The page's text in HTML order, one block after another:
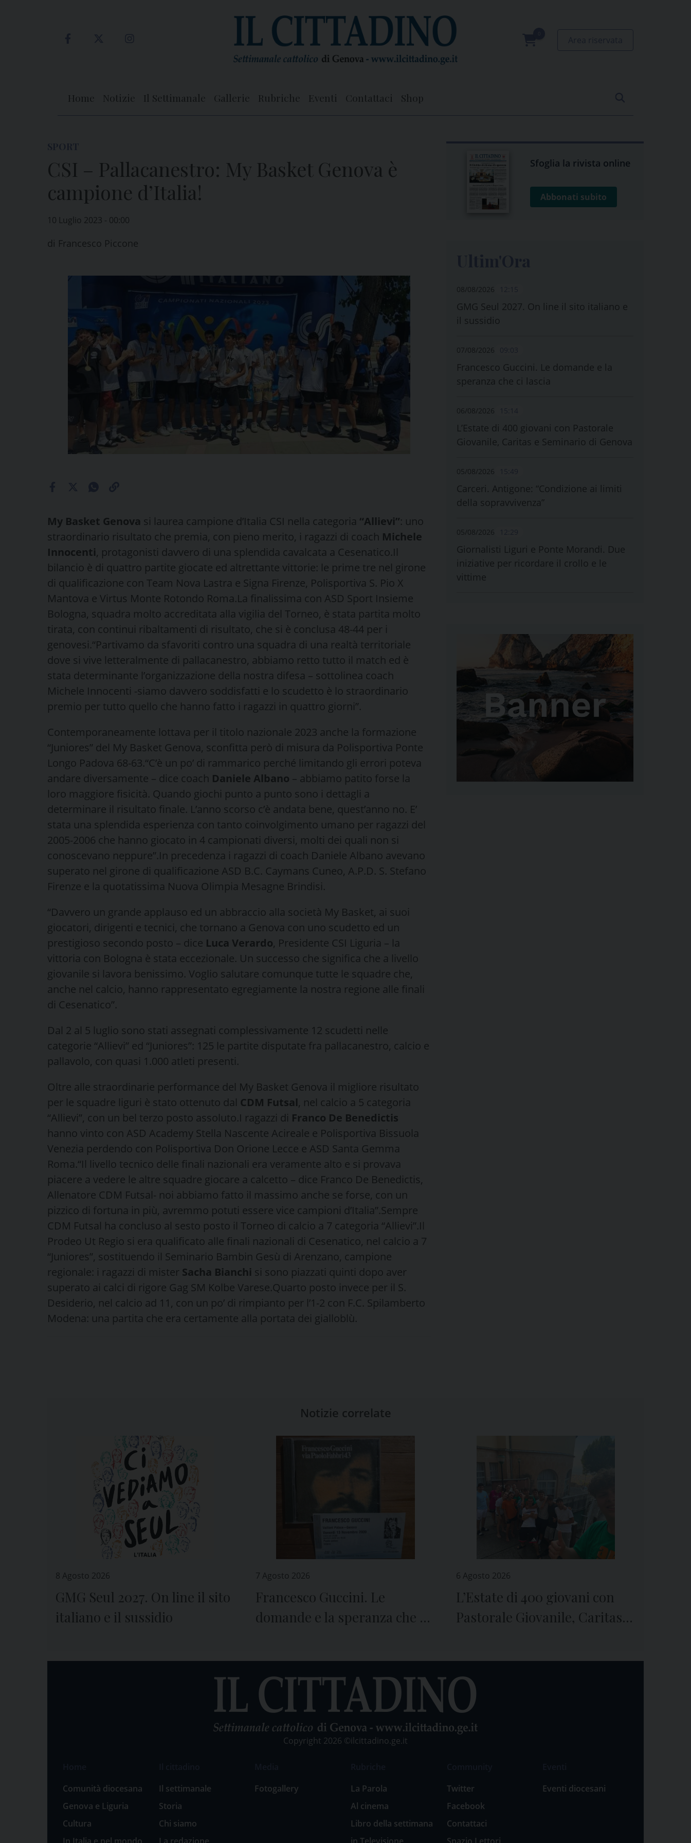
Home Notizie Il Settimanale Gallerie Rubriche Eventi Contattaci Shop
CSI – Pallacanestro: My Basket Genova è
campione d’Italia!
10 Luglio 2023 - 00:00
di Francesco Piccone
My Basket Genova si laurea campione d’Italia CSI nella categoria “Allievi”: uno
straordinario risultato che premia, con pieno merito, i ragazzi di coach Michele
Innocenti, protagonisti davvero di una splendida cavalcata a Cesenatico.Il
bilancio è di quattro partite giocate ed altrettante vittorie: le prime tre nel girone
di qualificazione con Team Nova Lastra e Signa Firenze, Polisportiva S. Pio X
Mantova e Virtus Monte Rotondo Roma.La finalissima con ASD Sport Insieme
Bologna, squadra molto accreditata alla vigilia del Torneo, è stata partita molto
tirata, con continui ribaltamenti di risultato, che si è conclusa 48-44 per i
genovesi.“Partivamo da sfavoriti contro una squadra di una realtà territoriale
dove si vive letteralmente di pallacanestro, abbiamo retto tutto il match ed è
stata determinante l’organizzazione della nostra difesa – sottolinea coach
Michele Innocenti -siamo davvero soddisfatti e lo scudetto è lo straordinario
premio per tutto quello che hanno fatto i ragazzi in quattro giorni”.
Contemporaneamente lottava per il titolo nazionale 2023 anche la formazione
“Juniores” del My Basket Genova, sconfitta però di misura da Polisportiva Ponte
Longo Padova 68-63.“C’è un po’ di rammarico perché limitando gli errori poteva
andare diversamente – dice coach Daniele Albano – abbiamo patito forse la
loro maggiore fisicità. Quando giochi punto a punto sono i dettagli a
determinare il risultato finale. L’anno scorso c’è andata bene, quest’anno no. E’
stata una splendida esperienza con tanto coinvolgimento umano per ragazzi del
2005-2006 che hanno giocato in 4 campionati diversi, molti dei quali non si
conoscevano neppure”.In precedenza i ragazzi di coach Daniele Albano avevano
superato nel girone di qualificazione ASD B.C. Caymans Cuneo, A.P.D. S. Stefano
Firenze e la quotatissima Nuova Olimpia Mesagne Brindisi.
“Davvero un grande applauso ed un abbraccio alla società My Basket, ai suoi
giocatori, dirigenti e tecnici, che tornano a Genova con uno scudetto ed un
prestigioso secondo posto – dice Luca Verardo, Presidente CSI Liguria – la
vittoria con Bologna è stata eccezionale. Un successo che significa che a livello
giovanile si lavora benissimo. Voglio salutare comunque tutte le squadre che,
anche nel calcio, hanno rappresentato egregiamente la nostra regione alle finali
di Cesenatico”.
Dal 2 al 5 luglio sono stati assegnati complessivamente 12 scudetti nelle
categorie “Allievi” ed “Juniores”: 125 le partite disputate fra pallacanestro, calcio e
pallavolo, con quasi 1.000 atleti presenti.
Oltre alle straordinarie performance del My Basket Genova il migliore risultato
per le squadre liguri è stato ottenuto dal CDM Futsal, nel calcio a 5 categoria
“Allievi”, con un bel terzo posto assoluto.I ragazzi di Franco De Benedictis
hanno vinto con ASD Academy Stella Nascente Acireale e Polisportiva Bissuola
Venezia perdendo con Polisportiva Don Orione Lecce e ASD Santa Gemma
Roma.“Il livello tecnico delle finali nazionali era veramente alto e si provava
piacere a vedere le altre squadre giocare a calcetto – dice Franco De Benedictis,
Allenatore CDM Futsal- noi abbiamo fatto il massimo anche se forse, con un
pizzico di fortuna in più, avremmo potuti essere vice campioni d’Italia”.Sempre
CDM Futsal ha concluso al sesto posto il Torneo di calcio a 7 categoria “Allievi”.Il
Prodeo Ut Regio si era qualificato alle finali nazionali di Cesenatico, nel calcio a 7
“Juniores”, sostituendo il Seminario Bambin Gesù di Arenzano, campione
regionale: i ragazzi di mister Sacha Bianchi si sono piazzati quinti dopo aver
superato ai calci di rigore Gag SM Kolbe Varese.Quarto posto invece per il S.
Desiderio, nel calcio ad 11, con un po’ di rimpianto per l’1-2 con F.C. Spilamberto
Modena: una partita che era certamente alla portata dei gialloblù.
Sfoglia la rivista online
Abbonati subito
08/08/2026
GMG Seul 2027. On line il sito italiano e
il sussidio
07/08/2026
Francesco Guccini. Le domande e la
speranza che ci lascia
06/08/2026
L’Estate di 400 giovani con Pastorale
Giovanile, Caritas e Seminario di Genova
05/08/2026
Carceri. Antigone: “Condizione ai limiti
della sopravvivenza”
05/08/2026
Giornalisti Liguri e Ponte Morandi. Due
iniziative per ricordare il crollo e le
vittime
Notizie correlate
8 Agosto 2026
GMG Seul 2027. On line il sito
italiano e il sussidio
7 Agosto 2026
Francesco Guccini. Le
domande e la speranza che ci
6 Agosto 2026
L’Estate di 400 giovani con
Pastorale Giovanile, Caritas e
Copyright 2026 ©ilcittadino.ge.it
Comunità diocesana
Genova e Liguria
Cultura
Il settimanale
Storia
Chi siamo
Fotogallery
La Parola
Al cinema
Libro della settimana
Twitter
Facebook
Contattaci
Eventi diocesani